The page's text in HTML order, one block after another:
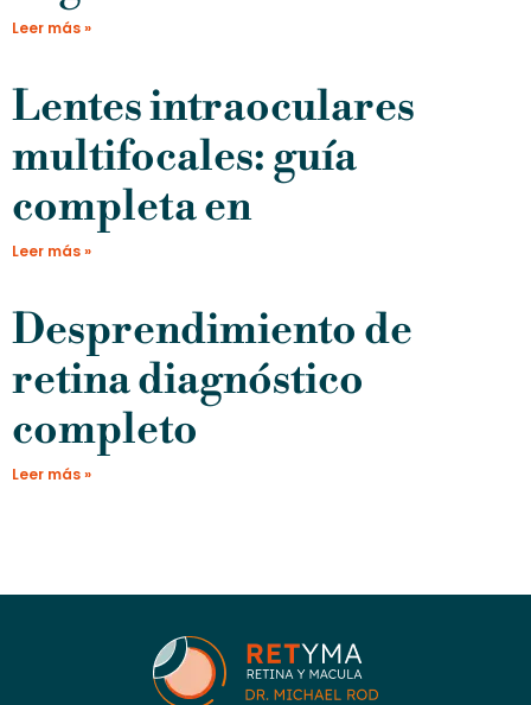
Leer más »
Lentes intraoculares
multifocales: guía
completa en
Leer más »
Desprendimiento de
retina diagnóstico
completo
Leer más »